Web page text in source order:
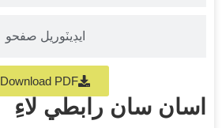
ايڊيٽوريل صفحو
Download PDF
اسان سان رابطي لاءِ